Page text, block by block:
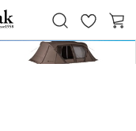
お
気
カ